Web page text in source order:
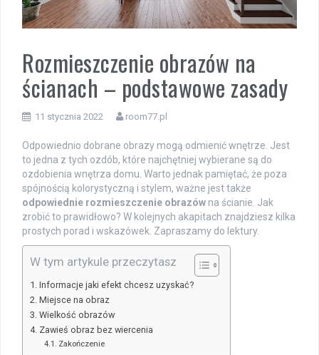
Rozmieszczenie obrazów na
ścianach – podstawowe zasady
11 stycznia 2022 room77.pl
Odpowiednio dobrane obrazy mogą odmienić wnętrze. Jest
to jedna z tych ozdób, które najchętniej wybierane są do
ozdobienia wnętrza domu. Warto jednak pamiętać, że poza
spójnością kolorystyczną i stylem, ważne jest także
odpowiednie rozmieszczenie obrazów na ścianie. Jak
zrobić to prawidłowo? W kolejnych akapitach znajdziesz kilka
prostych porad i wskazówek. Zapraszamy do lektury.
W tym artykule przeczytasz
Informacje jaki efekt chcesz uzyskać?
Miejsce na obraz
Wielkość obrazów
Zawieś obraz bez wiercenia
Zakończenie